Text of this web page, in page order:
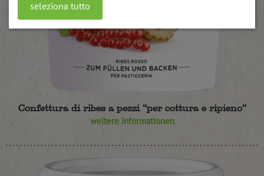
seleziona tutto
Confettura di ribes a pezzi “per cottura e ripieno”
weitere Informationen